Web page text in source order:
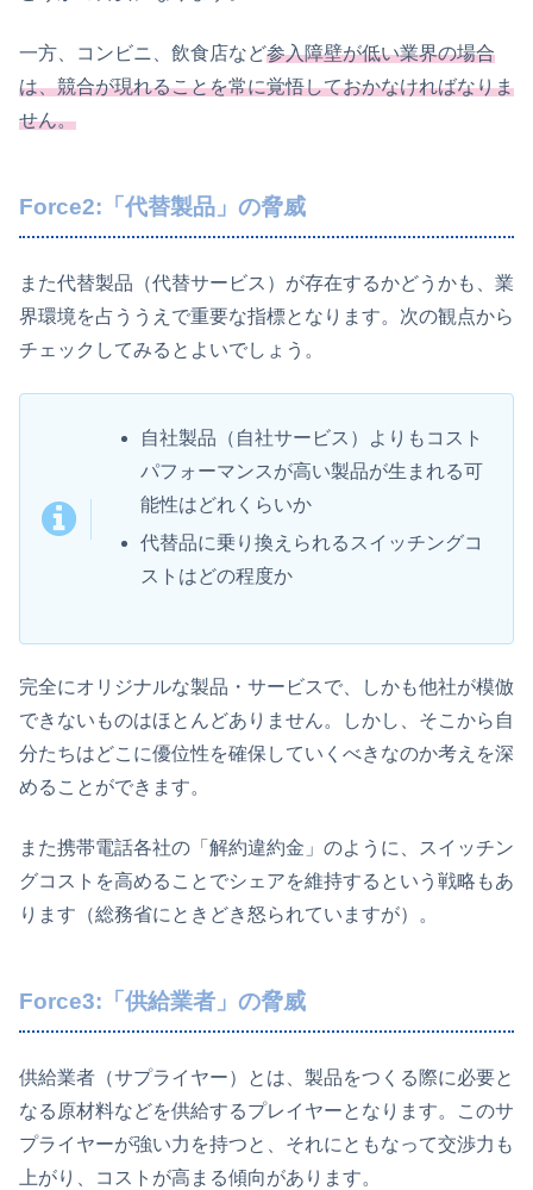
一方、コンビニ、飲食店など参入障壁が低い業界の場合
は、競合が現れることを常に覚悟しておかなければなりま
せん。
Force2:「代替製品」の脅威
また代替製品（代替サービス）が存在するかどうかも、業
界環境を占ううえで重要な指標となります。次の観点から
チェックしてみるとよいでしょう。
自社製品（自社サービス）よりもコスト
パフォーマンスが高い製品が生まれる可
能性はどれくらいか
代替品に乗り換えられるスイッチングコ
ストはどの程度か
完全にオリジナルな製品・サービスで、しかも他社が模倣
できないものはほとんどありません。しかし、そこから自
分たちはどこに優位性を確保していくべきなのか考えを深
めることができます。
また携帯電話各社の「解約違約金」のように、スイッチン
グコストを高めることでシェアを維持するという戦略もあ
ります（総務省にときどき怒られていますが）。
Force3:「供給業者」の脅威
供給業者（サプライヤー）とは、製品をつくる際に必要と
なる原材料などを供給するプレイヤーとなります。このサ
プライヤーが強い力を持つと、それにともなって交渉力も
上がり、コストが高まる傾向があります。